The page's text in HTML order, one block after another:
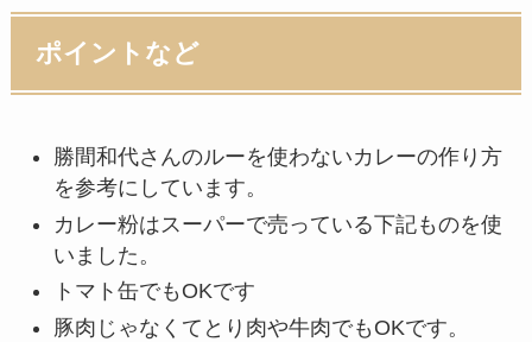
ポイントなど
勝間和代さんのルーを使わないカレーの作り方
を参考にしています。
カレー粉はスーパーで売っている下記ものを使
いました。
トマト缶でもOKです
豚肉じゃなくてとり肉や牛肉でもOKです。